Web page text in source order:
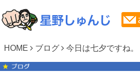
HOME ブログ 今日は七夕ですね。